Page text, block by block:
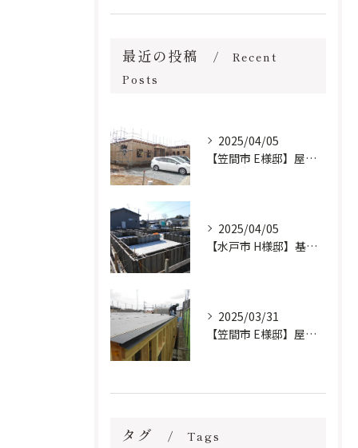
最近の投稿
Recent
Posts
2025/04/05
【笠間市 E様邸】屋根工事完了しました。
2025/04/05
【水戸市 H様邸】基礎工事進行中です。
2025/03/31
【笠間市 E様邸】屋根防水下地施工しました。
タグ Tags